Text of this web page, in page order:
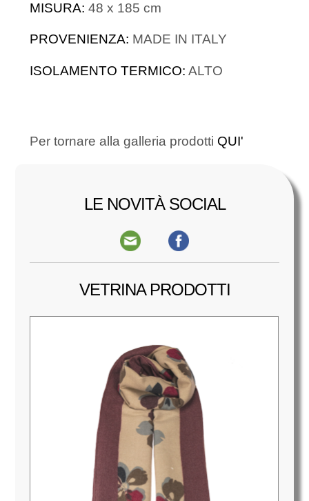
MISURA: 48 x 185 cm
PROVENIENZA: MADE IN ITALY
ISOLAMENTO TERMICO: ALTO
Per tornare alla galleria prodotti QUI'
LE NOVITÀ SOCIAL
VETRINA PRODOTTI